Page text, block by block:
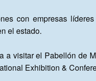
con empresas
el estado.
visitar el Pabellón de
Exhibition &